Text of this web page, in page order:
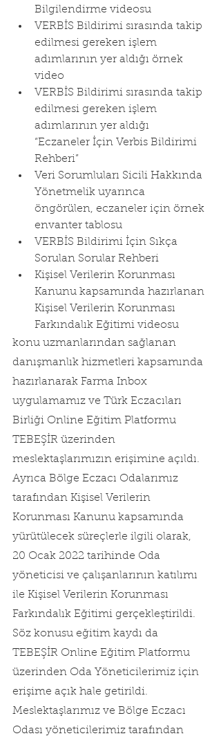
Bilgilendirme videosu
VERBİS Bildirimi sırasında takip
edilmesi gereken işlem
adımlarının yer aldığı örnek
video
VERBİS Bildirimi sırasında takip
edilmesi gereken işlem
adımlarının yer aldığı
“Eczaneler İçin Verbis Bildirimi
Rehberi”
Veri Sorumluları Sicili Hakkında
Yönetmelik uyarınca
öngörülen, eczaneler için örnek
envanter tablosu
VERBİS Bildirimi İçin Sıkça
Sorulan Sorular Rehberi
Kişisel Verilerin Korunması
Kanunu kapsamında hazırlanan
Kişisel Verilerin Korunması
Farkındalık Eğitimi videosu
konu uzmanlarından sağlanan
danışmanlık hizmetleri kapsamında
hazırlanarak Farma Inbox
uygulamamız ve Türk Eczacıları
Birliği Online Eğitim Platformu
TEBEŞİR üzerinden
meslektaşlarımızın erişimine açıldı.
Ayrıca Bölge Eczacı Odalarımız
tarafından Kişisel Verilerin
Korunması Kanunu kapsamında
yürütülecek süreçlerle ilgili olarak,
20 Ocak 2022 tarihinde Oda
yöneticisi ve çalışanlarının katılımı
ile Kişisel Verilerin Korunması
Farkındalık Eğitimi gerçekleştirildi.
Söz konusu eğitim kaydı da
TEBEŞİR Online Eğitim Platformu
üzerinden Oda Yöneticilerimiz için
erişime açık hale getirildi.
Meslektaşlarımız ve Bölge Eczacı
Odası yöneticilerimiz tarafından